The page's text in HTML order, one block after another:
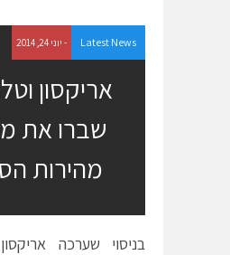
l
e
N
M
n
Latest News - יוני 24, 2014
אריקסון
שברו את
מהירות
בניסוי שערכה